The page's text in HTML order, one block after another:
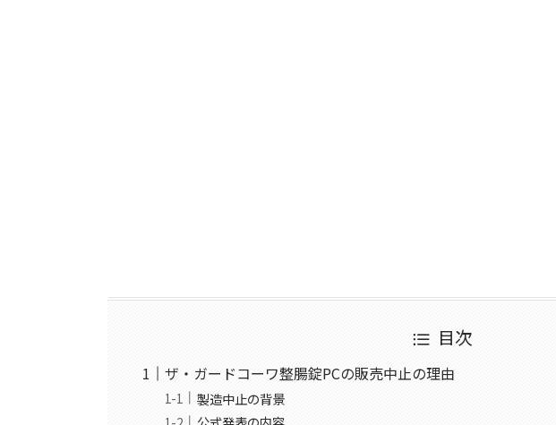
目次
ザ・ガードコーワ整腸錠PCの販売中止の理由
製造中止の背景